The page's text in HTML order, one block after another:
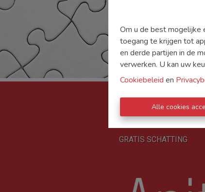
Om u de best mogelijke
toegang te krijgen tot
en derde partijen in de
verwerken. U kan uw
Cookiebeleid en
Alle cookies
TE KOOP TE HUUR
GRATIS SCHATTING